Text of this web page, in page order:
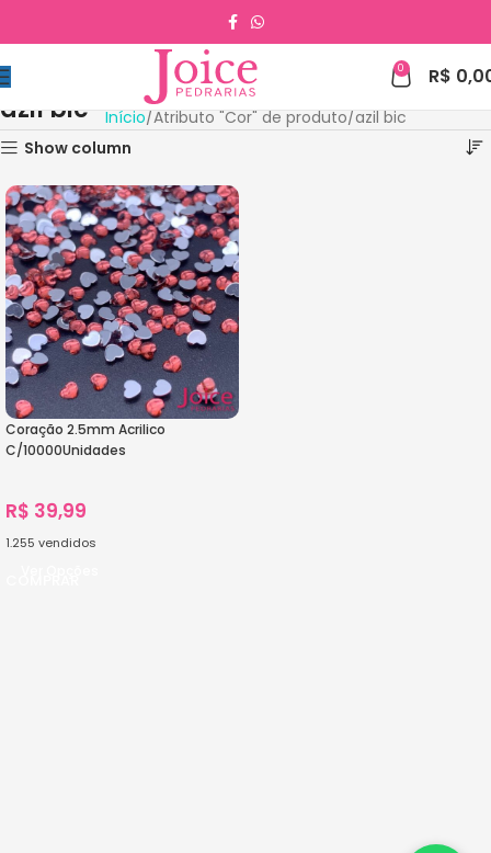
0 R$
azil bic Início Atributo "Cor" de produto azil bic
Show column
Coração 2.5mm Acrilico
C/10000Unidades
R$ 39,99
1.255 vendidos